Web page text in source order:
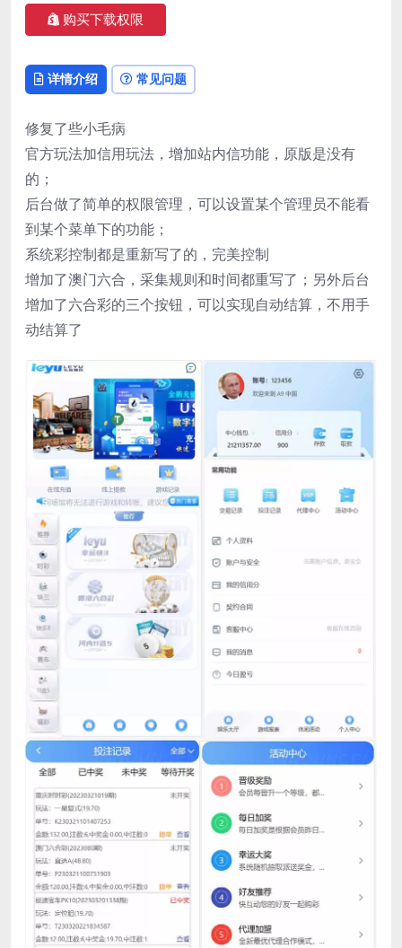
购买下载权限
详情介绍 常见问题
修复了些小毛病
官方玩法加信用玩法，增加站内信功能，原版是没有
的；
后台做了简单的权限管理，可以设置某个管理员不能看
到某个菜单下的功能；
系统彩控制都是重新写了的，完美控制
增加了澳门六合，采集规则和时间都重写了；另外后台
增加了六合彩的三个按钮，可以实现自动结算，不用手
动结算了